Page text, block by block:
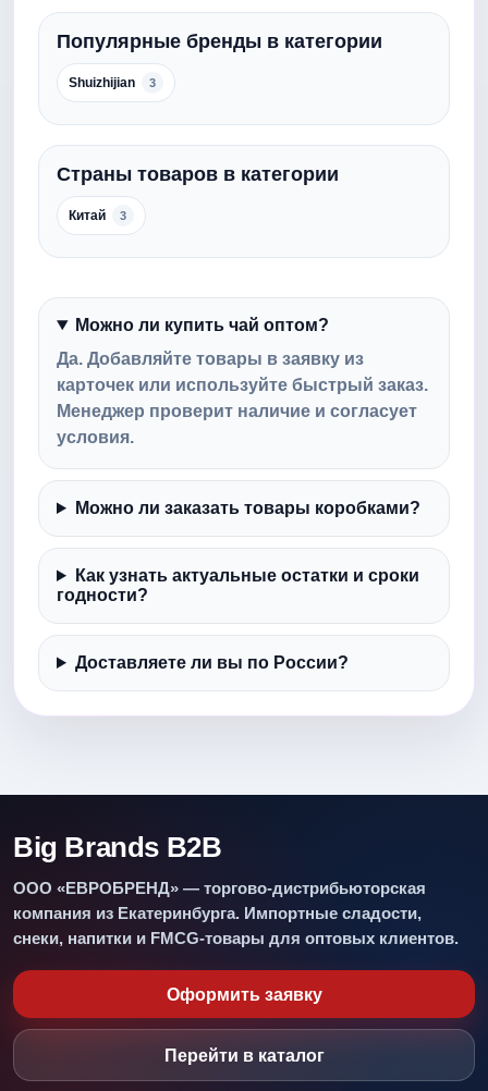
Популярные бренды в категории
Shuizhijian 3
Страны товаров в категории
Китай 3
Можно ли купить чай оптом?
Да. Добавляйте товары в заявку из
карточек или используйте быстрый заказ.
Менеджер проверит наличие и согласует
условия.
Можно ли заказать товары коробками?
Как узнать актуальные остатки и сроки
годности?
Доставляете ли вы по России?
Big Brands B2B
ООО «ЕВРОБРЕНД» — торгово-дистрибьюторская
компания из Екатеринбурга. Импортные сладости,
снеки, напитки и FMCG-товары для оптовых клиентов.
Оформить заявку
Перейти в каталог